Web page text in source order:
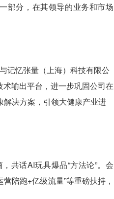
部分，在其领导的业务和市场
记忆张量（上海）科技有限公
输出平台，进一步巩固公司在
决方案，引领大健康产业进
共话AI玩具爆品“方法论”。会
陪跑+亿级流量”等重磅扶持，